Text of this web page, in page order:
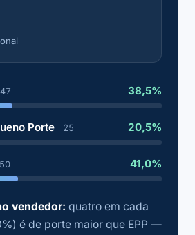
47 38,5%
Porte 25 20,5%
50 41,0%
vendedor: quatro em cada
é de porte maior que EPP —